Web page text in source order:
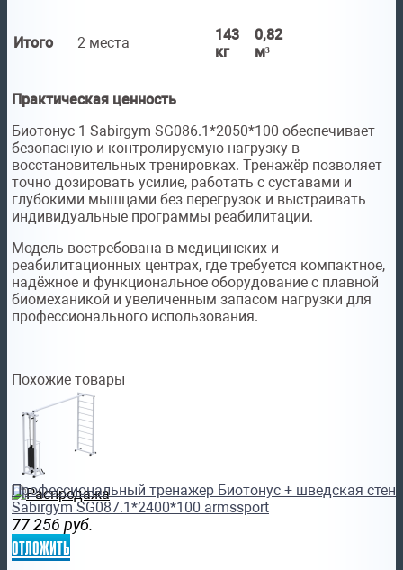
Итого 2 места
143
кг
0,82
м³
Практическая ценность
Биотонус-1 Sabirgym SG086.1*2050*100 обеспечивает
безопасную и контролируемую нагрузку в
восстановительных тренировках. Тренажёр позволяет
точно дозировать усилие, работать с суставами и
глубокими мышцами без перегрузок и выстраивать
индивидуальные программы реабилитации.
Модель востребована в медицинских и
реабилитационных центрах, где требуется компактное,
надёжное и функциональное оборудование с плавной
биомеханикой и увеличенным запасом нагрузки для
профессионального использования.
Похожие товары
Профессиональный тренажер Биотонус + шведская
Sabirgym SG087.1*2400*100 armssport
77 256 руб.
отложить